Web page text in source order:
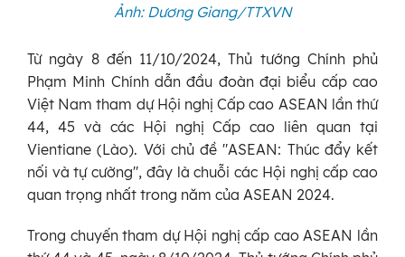
Ảnh: Dương Giang/TTXVN
Từ ngày 8 đến 11/10/2024, Thủ tướng Chính phủ
Phạm Minh Chính dẫn đầu đoàn đại biểu cấp cao
Việt Nam tham dự Hội nghị Cấp cao ASEAN lần thứ
44, 45 và các Hội nghị Cấp cao liên quan tại
Vientiane (Lào). Với chủ đề "ASEAN: Thúc đẩy kết
nối và tự cường", đây là chuỗi các Hội nghị cấp cao
quan trọng nhất trong năm của ASEAN 2024.
Trong chuyến tham dự Hội nghị cấp cao ASEAN lần